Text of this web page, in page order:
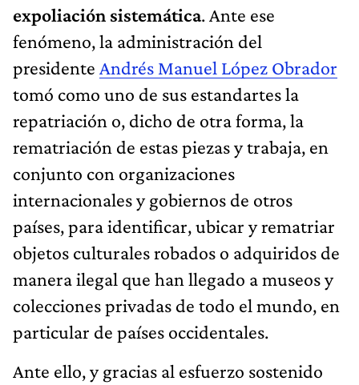
expoliación sistemática. Ante ese
fenómeno, la administración del
presidente Andrés Manuel López Obrador
tomó como uno de sus estandartes la
repatriación o, dicho de otra forma, la
rematriación de estas piezas y trabaja, en
conjunto con organizaciones
internacionales y gobiernos de otros
países, para identificar, ubicar y rematriar
objetos culturales robados o adquiridos de
manera ilegal que han llegado a museos y
colecciones privadas de todo el mundo, en
particular de países occidentales.
Ante ello, y gracias al esfuerzo sostenido